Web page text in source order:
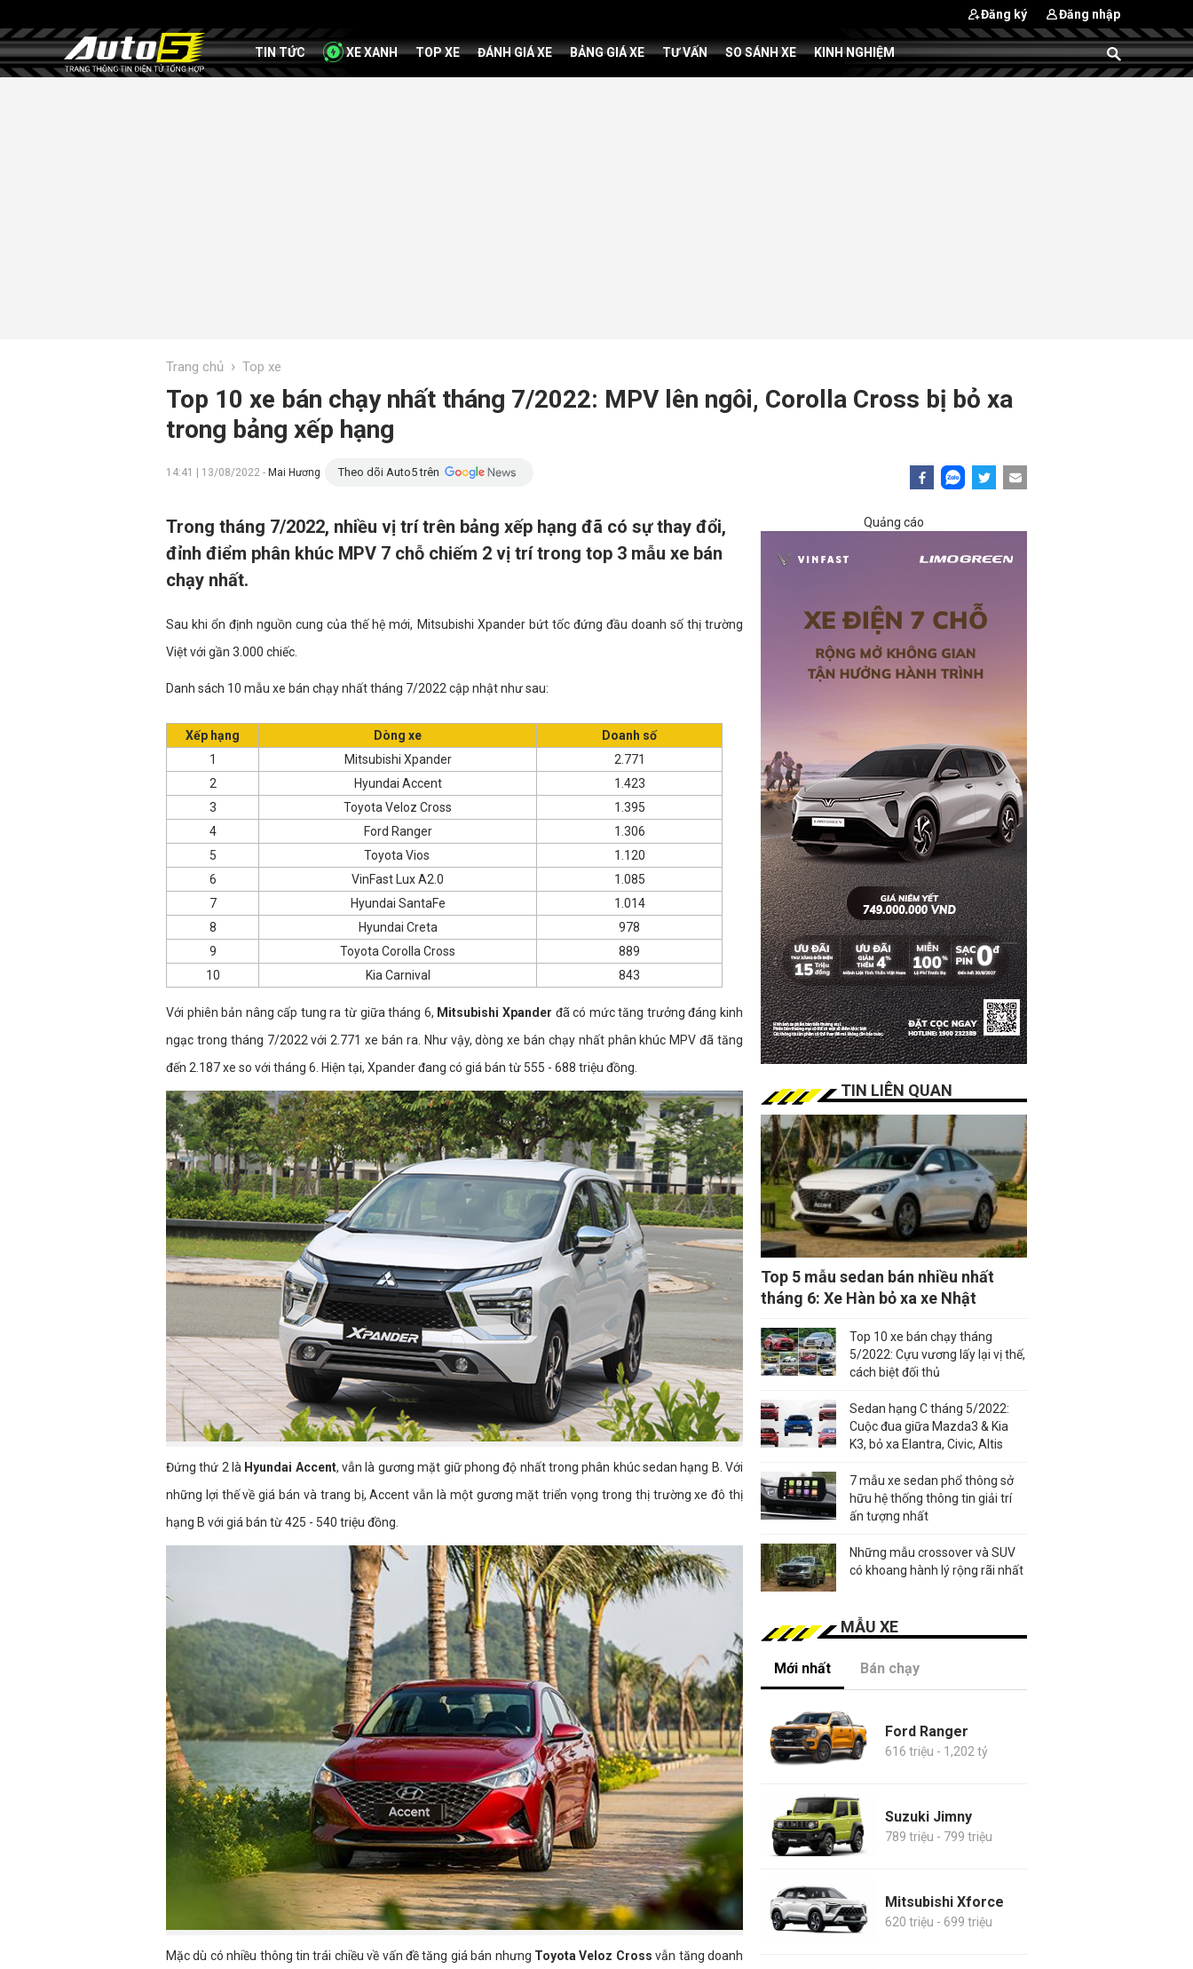
Đăng ký Đăng nhập
TIN TỨC XE XANH TOP XE ĐÁNH GIÁ XE BẢNG GIÁ XE TƯ VẤN SO SÁNH XE KINH NGHIỆM
Trang chủ › Top xe
Top 10 xe bán chạy nhất tháng 7/2022: MPV lên ngôi, Corolla Cross bị bỏ xa
trong bảng xếp hạng
14:41 | 13/08/2022 - Mai Hương Theo dõi Auto5 trên
Trong tháng 7/2022, nhiều vị trí trên bảng xếp hạng đã có sự thay đổi,
đỉnh điểm phân khúc MPV 7 chỗ chiếm 2 vị trí trong top 3 mẫu xe bán
chạy nhất.
Sau khi ổn định nguồn cung của thế hệ mới, Mitsubishi Xpander bứt tốc đứng đầu doanh số thị trường
Việt với gần 3.000 chiếc.
Danh sách 10 mẫu xe bán chạy nhất tháng 7/2022 cập nhật như sau:
Xếp hạng Dòng xe
Doanh số
1
Mitsubishi Xpander
2.771
2
Hyundai Accent
1.423
3
Toyota Veloz Cross
1.395
4
Ford Ranger
1.306
5
Toyota Vios
1.120
6
VinFast Lux A2.0
1.085
7
Hyundai SantaFe
1.014
8
Hyundai Creta
978
9
Toyota Corolla Cross
889
10
Kia Carnival 843
Với phiên bản nâng cấp tung ra từ giữa tháng 6, Mitsubishi Xpander đã có mức tăng trưởng đáng kinh
ngạc trong tháng 7/2022 với 2.771 xe bán ra. Như vậy, dòng xe bán chạy nhất phân khúc MPV đã tăng
đến 2.187 xe so với tháng 6. Hiện tại, Xpander đang có giá bán từ 555 - 688 triệu đồng.
Đứng thứ 2 là Hyundai Accent, vẫn là gương mặt giữ phong độ nhất trong phân khúc sedan hạng B. Với
những lợi thế về giá bán và trang bị, Accent vẫn là một gương mặt triển vọng trong thị trường xe đô thị
hạng B với giá bán từ 425 - 540 triệu đồng.
Mặc dù có nhiều thông tin trái chiều về vấn đề tăng giá bán nhưng Toyota Veloz Crossvẫn tăng doanh
Quảng cáo
TIN LIÊN QUAN
Top 5 mẫu sedan bán nhiều nhất
tháng 6: Xe Hàn bỏ xa xe Nhật
Top 10 xe bán chạy tháng
5/2022: Cựu vương lấy lại vị thế,
cách biệt đối thủ
Sedan hạng C tháng 5/2022:
Cuộc đua giữa Mazda3 & Kia
K3, bỏ xa Elantra, Civic, Altis
7 mẫu xe sedan phổ thông sở
hữu hệ thống thông tin giải trí
ấn tượng nhất
Những mẫu crossover và SUV
có khoang hành lý rộng rãi nhất
MẪU XE
Mới nhất Bán chạy
Ford Ranger
616 triệu - 1,202 tỷ
Suzuki Jimny
789 triệu - 799 triệu
Mitsubishi Xforce
620 triệu - 699 triệu